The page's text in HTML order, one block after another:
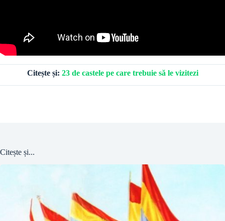
Citește și: 23 de castele pe care trebuie să le vizitezi
Citește și...